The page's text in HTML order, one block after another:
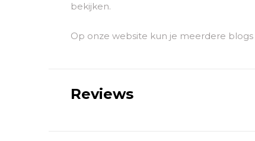
bekijken.
Op onze website kun je meerdere
Reviews